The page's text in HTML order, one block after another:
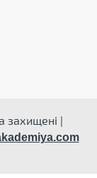
захищені |